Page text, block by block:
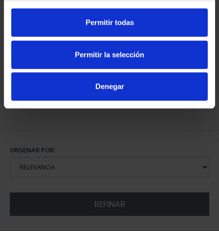
Permitir todas
Permitir la selección
Denegar
SUSCRIPCIÓN
PROVINCIA 4
949,00 €
registrados
CAPITALES DE
COMPLET...
3.796,00 €
ORDENAR POR:
REFINAR